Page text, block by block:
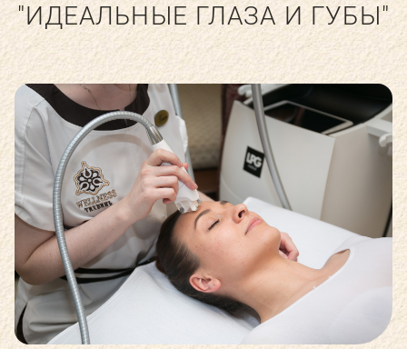
СПА-УСЛУГИ
АКВА-ЗОНА
УСЛУГИ ДОКТОРОВ
СЬЮТЫ И ПАРЕНИЯ
ТЕХНОЛОГИИ И ОБОРУДОВАНИЕ
КАФЕ
"ИДЕАЛЬНЫЕ ГЛАЗА И ГУБЫ"